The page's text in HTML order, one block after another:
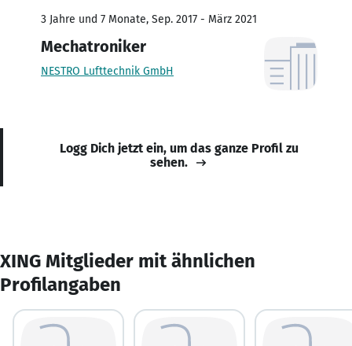
3 Jahre und 7 Monate, Sep. 2017 - März 2021
Mechatroniker
NESTRO Lufttechnik GmbH
Logg Dich jetzt ein, um das ganze Profil zu
sehen.
XING Mitglieder mit ähnlichen
Profilangaben